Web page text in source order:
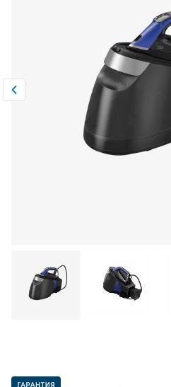
Климатическая техника
Сравнить